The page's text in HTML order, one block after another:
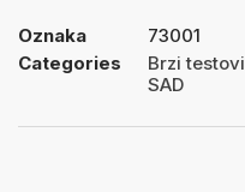
Oznaka
73001
Categories
Brzi testovi
SAD